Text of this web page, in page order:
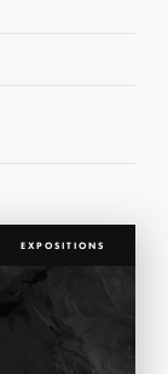
EXPOSITIONS